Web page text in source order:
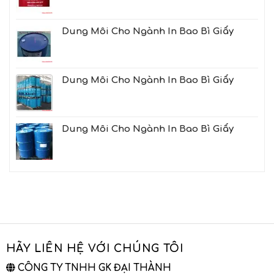
Dung Môi Cho Ngành In Bao Bì Giấy
Dung Môi Cho Ngành In Bao Bì Giấy
Dung Môi Cho Ngành In Bao Bì Giấy
HÃY LIÊN HỆ VỚI CHÚNG TÔI
CÔNG TY TNHH GK ĐẠI THÀNH